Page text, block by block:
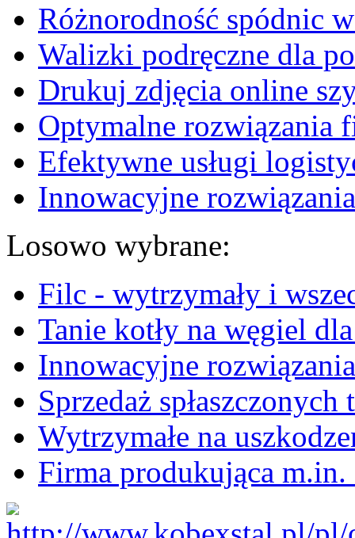
Różnorodność spódnic
Walizki podręczne dla
Drukuj zdjęcia online
Optymalne rozwiązania
Efektywne usługi
Innowacyjne
Losowo wybrane:
Filc - wytrzymały i
Tanie kotły na węgiel
Innowacyjne
Sprzedaż
Wytrzymałe na
Firma produkująca m.in.